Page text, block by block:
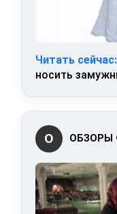
Читать сейчас:
носить
О ОБЗОРЫ